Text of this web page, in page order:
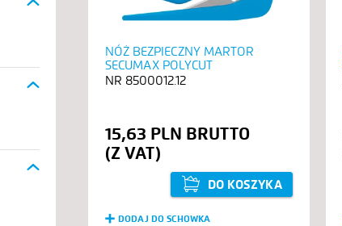
NÓŻ BEZPIECZNY MARTOR
SECUMAX POLYCUT
8500012.12
15,63 PLN
DO KOSZYKA
DODAJ DO SCHOWKA